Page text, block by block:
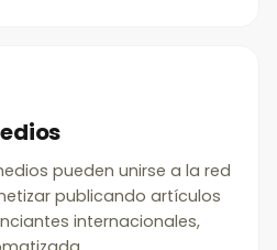
pueden unirse a la red
publicando artículos
internacionales,